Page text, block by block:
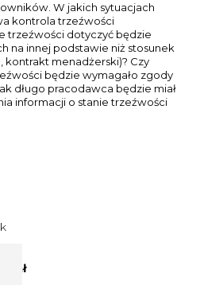
W jakich sytuacjach
kontrola trzeźwości
trzeźwości dotyczyć będzie
na innej podstawie niż stosunek
kontrakt menadżerski)? Czy
będzie wymagało zgody
długo pracodawca będzie miał
informacji o stanie trzeźwości